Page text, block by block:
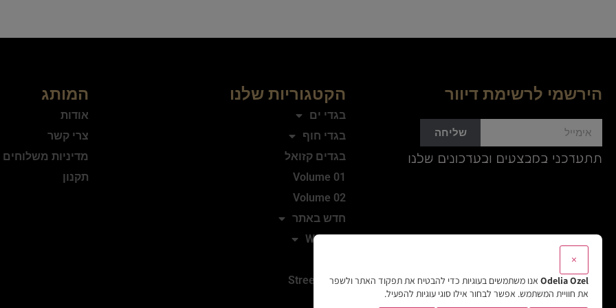
הירשמי לרשימת דיוור
שליחה
הקטגוריות שלנו
בגדי ים
בגדי חוף
בגדים קזואל
Volume 01
Volume 02
חדש באתר
WINTER
Street Style
המותג
אודות
צרי קשר
מדיניות משלוחים
תקנון
×
Odelia Ozel אנו משתמשים בעוגיות כדי להבטיח את תפקוד האתר ולשפר
את חוויית המשתמש. אפשר לבחור אילו סוגי עוגיות להפעיל.